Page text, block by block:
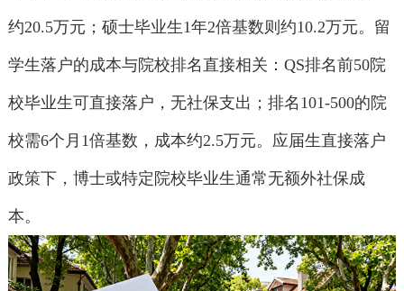
约20.5万元；硕士毕业生1年2倍基数则约10.2万元。留
学生落户的成本与院校排名直接相关：QS排名前50院
校毕业生可直接落户，无社保支出；排名101-500的院
校需6个月1倍基数，成本约2.5万元。应届生直接落户
政策下，博士或特定院校毕业生通常无额外社保成
本。